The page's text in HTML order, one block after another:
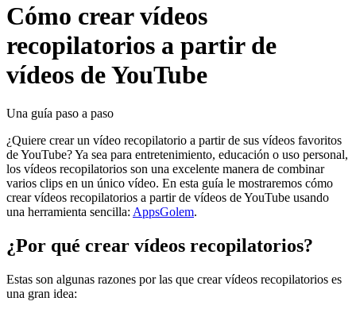
Cómo crear vídeos
recopilatorios a partir de
vídeos de YouTube
Una guía paso a paso
¿Quiere crear un vídeo recopilatorio a partir de sus vídeos favoritos
de YouTube? Ya sea para entretenimiento, educación o uso personal,
los vídeos recopilatorios son una excelente manera de combinar
varios clips en un único vídeo. En esta guía le mostraremos cómo
crear vídeos recopilatorios a partir de vídeos de YouTube usando
una herramienta sencilla: AppsGolem.
¿Por qué crear vídeos recopilatorios?
Estas son algunas razones por las que crear vídeos recopilatorios es
una gran idea: